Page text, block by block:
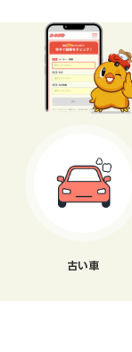
古い車